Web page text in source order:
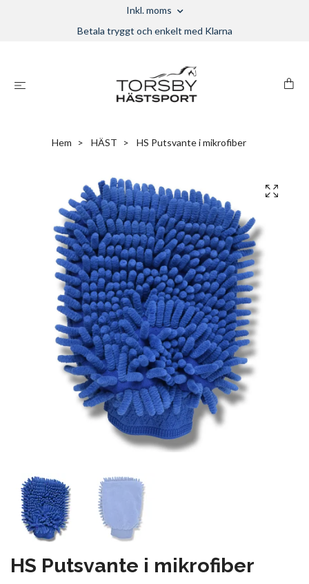
Inkl. moms
Betala tryggt och enkelt med Klarna
Hem HÄST HS Putsvante i mikrofiber
HS Putsvante i mikrofiber